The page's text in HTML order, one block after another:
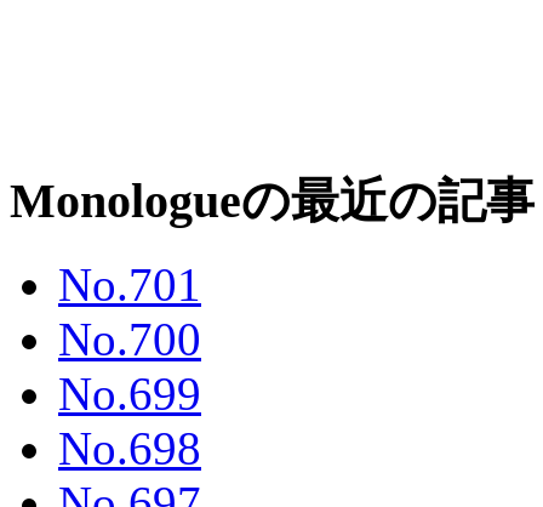
Monologueの最近の記事
No.701
No.700
No.699
No.698